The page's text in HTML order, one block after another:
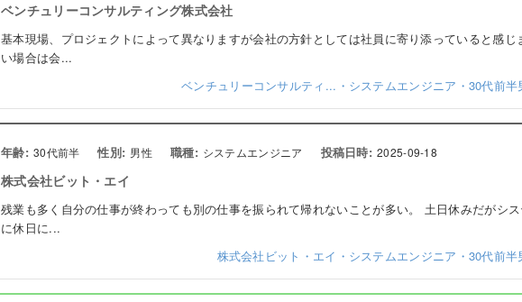
ベンチュリーコンサルティング株式会社
基本現場、プロジェクトによって異なりますが会社の方針としては社員に寄り添っていると感
い場合は会...
ベンチュリーコンサルティ...・システムエンジニア・30代前
年齢: 30代前半 性別: 男性 職種: システムエンジニア 投稿日時: 2025-09-18
株式会社ビット・エイ
残業も多く自分の仕事が終わっても別の仕事を振られて帰れないことが多い。 土日休みだがシ
に休日に...
株式会社ビット・エイ・システムエンジニア・30代前